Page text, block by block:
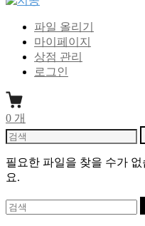
지공
지식을 공유하다
파일 올리기
마이페이지
상점 관리
로그인
0 개
다
음
을
검
필요한 파일을 찾을 수가
요.
다
음